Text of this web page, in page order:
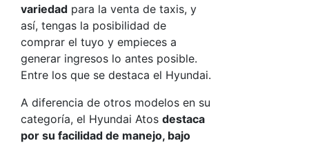
variedad para la venta de taxis, y
así, tengas la posibilidad de
comprar el tuyo y empieces a
generar ingresos lo antes posible.
Entre los que se destaca el Hyundai.
A diferencia de otros modelos en su
categoría, el Hyundai Atos destaca
por su facilidad de manejo, bajo